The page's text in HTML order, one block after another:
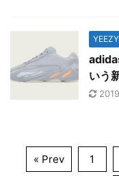
いう
« Prev 1